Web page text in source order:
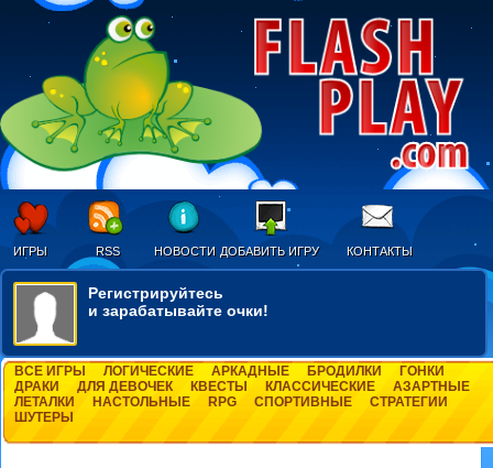
ИГРЫ RSS НОВОСТИ ДОБАВИТЬ ИГРУ КОНТАКТЫ
Регистрируйтесь
и зарабатывайте очки!
ВСЕ ИГРЫ ЛОГИЧЕСКИЕ АРКАДНЫЕ БРОДИЛКИ
ГОНКИ
ДРАКИ
ДЛЯ ДЕВОЧЕК КВЕСТЫ КЛАССИЧЕСКИЕ
АЗАРТНЫЕ
ЛЕТАЛКИ
НАСТОЛЬНЫЕ RPG СПОРТИВНЫЕ
СТРАТЕГИИ
ШУТЕРЫ